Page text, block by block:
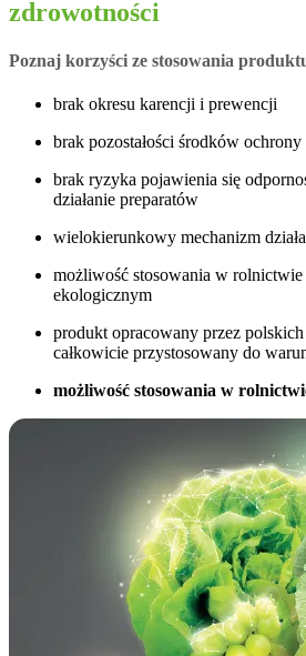
zdrowotności
Poznaj korzyści ze stosowania
brak okresu karencji i prewencji
brak pozostałości środków ochrony
brak ryzyka pojawienia się
działanie preparatów
wielokierunkowy mechanizm
możliwość stosowania w
ekologicznym
produkt opracowany przez
całkowicie przystosowany do
możliwość stosowania w